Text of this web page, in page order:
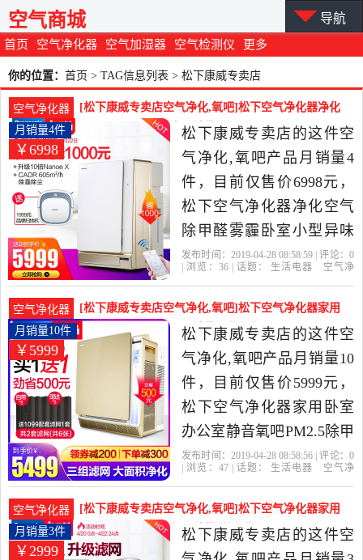
首页 空气净化器 空气加湿器 空气检测仪 更多
空气商城 导航
你的位置： 首页 > TAG信息列表 > 松下康威专卖店
空气净化器
[松下康威专卖店空气净化,氧吧]松下空气净化器净化
空气除甲醛雾霾卧室月销量4件仅售6998元
￥6998
月销量4件
松下康威专卖店的这件空
气净化,氧吧产品月销量4
件，目前仅售价6998元，
松下空气净化器净化空气
除甲醛雾霾卧室小型异味
氧吧静音113新款是2019年
电器当中性价比很高的空
气净化,氧吧，由陕西 西安
发货。
发布时间：2019-04-28 08:58:59 | 评论： 0
| 浏览： 36| 话题： 生活电器
空气净
空气净化器
[松下康威专卖店空气净化,氧吧]松下空气净化器家用
卧室办公室静音氧吧月销量10件仅售5999元
￥5999
月销量10件
松下康威专卖店的这件空
气净化,氧吧产品月销量10
件，目前仅售价5999元，
松下空气净化器家用卧室
办公室静音氧吧PM2.5除甲
醛除尘F-136C7PX是2019年
电器当中性价比很高的空
气净化,氧吧，由上海发
货。
发布时间：2019-04-28 08:58:56 | 评论： 0
| 浏览： 47| 话题： 生活电器
空气净
空气净化器
[松下康威专卖店空气净化,氧吧]松下空气净化器家用
大面积办公室静音氧月销量3件仅售2999元
￥2999
月销量3件
松下康威专卖店的这件空